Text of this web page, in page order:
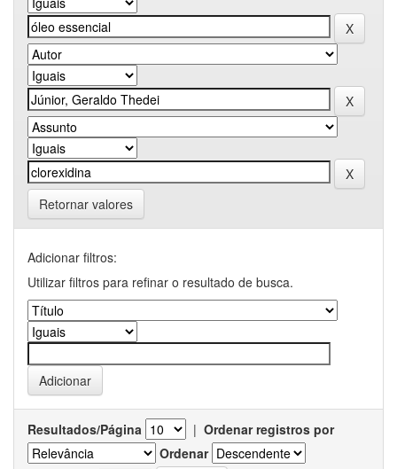
Retornar valores
Adicionar filtros:
Utilizar filtros para refinar o resultado de busca.
Resultados/Página | Ordenar registros por
Ordenar